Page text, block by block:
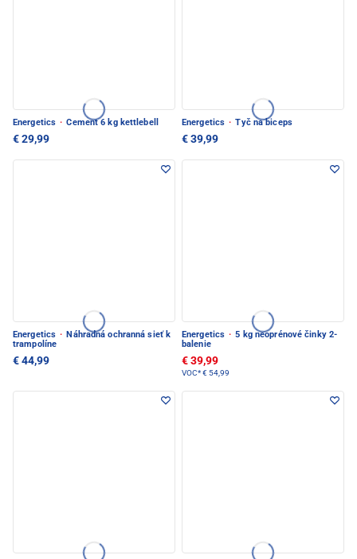
Energetics · Cement 6 kg kettlebell
€ 29,99
Energetics · Tyč na biceps
€ 39,99
Energetics · Náhradná ochranná sieť k
trampolíne
€ 44,99
Energetics · 5 kg neoprénové činky 2-
balenie
€ 39,99
VOC*€ 54,99